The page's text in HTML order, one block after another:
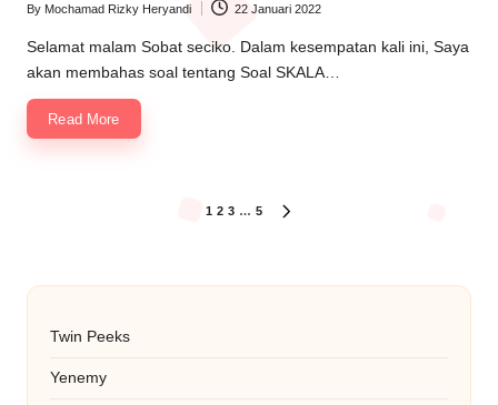
Posted
by
By Mochamad Rizky Heryandi 22 Januari 2022
Selamat malam Sobat seciko. Dalam kesempatan kali ini, Saya
akan membahas soal tentang Soal SKALA…
Read More
1 2 3 … 5
Twin Peeks
Yenemy